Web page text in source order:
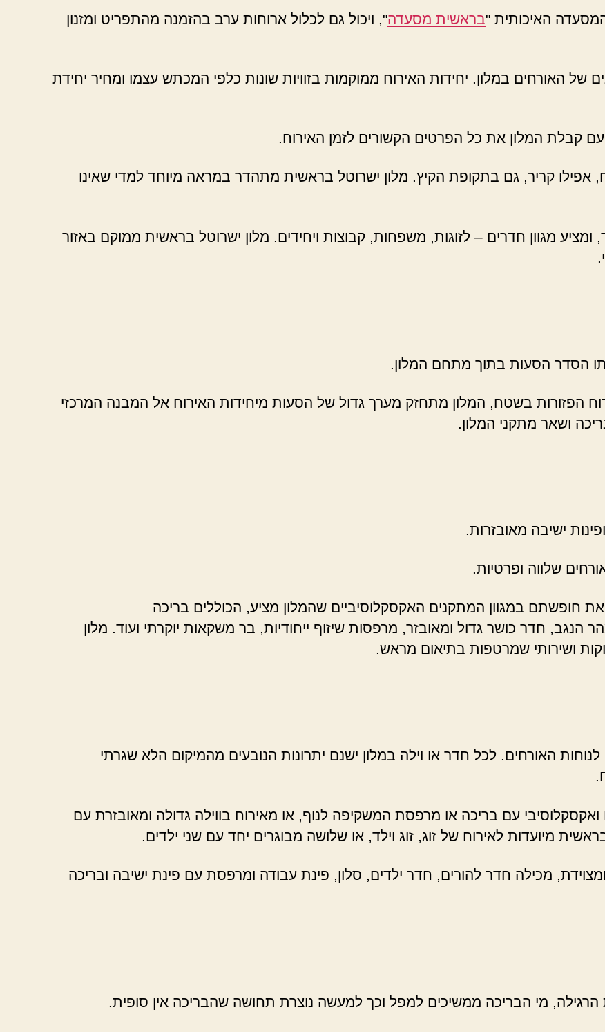
האיכותית "בראשית מסעדה", ויכול גם לכלול ארוחות ערב בהזמנה מהתפריט ומזנון
של האורחים במלון. יחידות האירוח ממוקמות בזוויות שונות כלפי המכתש עצמו ומחיר יחידת
קבלת המלון את כל הפרטים הקשורים לזמן האירוח.
אפילו קריר, גם בתקופת הקיץ. מלון ישרוטל בראשית מתהדר במראה מיוחד למדי שאינו
ומציע מגוון חדרים – לזוגות, משפחות, קבוצות ויחידים. מלון ישרוטל בראשית ממוקם באזור
הסדר הסעות בתוך מתחם המלון.
הפזורות בשטח, המלון מתחזק מערך גדול של הסעות מיחידות האירוח אל המבנה המרכזי
ושאר מתקני המלון.
ישיבה מאובזרות.
שלווה ופרטיות.
חופשתם במגוון המתקנים האקסקלוסיביים שהמלון מציע, הכוללים בריכה
חדר כושר גדול ומאובזר, מרפסות שיזוף ייחודיות, בר משקאות יוקרתי ועוד. מלון
ושירותי שמרטפות בתיאום מראש.
האורחים. לכל חדר או וילה במלון ישנם יתרונות הנובעים מהמיקום הלא שגרתי
עם בריכה או מרפסת המשקיפה לנוף, או מאירוח בווילה גדולה ומאובזרת עם
מיועדות לאירוח של זוג, זוג וילד, או שלושה מבוגרים יחד עם שני ילדים.
מכילה חדר להורים, חדר ילדים, סלון, פינת עבודה ומרפסת עם פינת ישיבה ובריכה
מי הבריכה ממשיכים למפל וכך למעשה נוצרת תחושה שהבריכה אין סופית.